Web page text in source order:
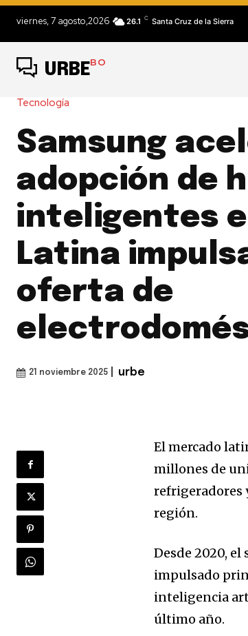
viernes, 7 agosto,2026 26.1 C Santa Cruz de la Sierra
URBEBO
Tecnología
Samsung
adopción de
inteligentes
Latina
oferta de
21 noviembre 2025 urbe
El mercado
millones de
refrigeradores
región.
Desde 2020,
impulsado
inteligencia
último año.